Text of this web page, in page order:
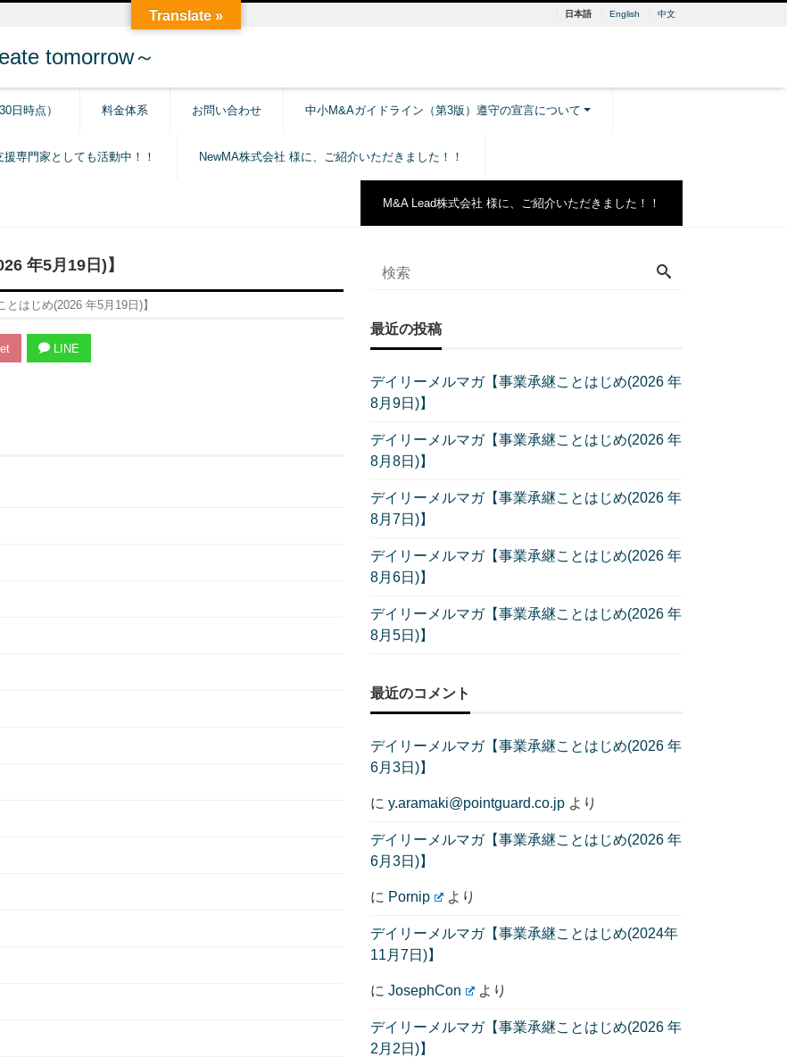
日本語 English 中文
tomorrow～
日時点） 料金体系 お問い合わせ 中小M&Aガイドライン（第3版）遵守の宣言について
専門家としても活動中！！ NewMA株式会社 様に、ご紹介いただきました！！
M&A Lead株式会社 様に、ご紹介いただきました！！
年5月19日)】
はじめ(2026 年5月19日)】
LINE
最近の投稿
デイリーメルマガ【事業承継ことはじめ(2026 年
8月9日)】
デイリーメルマガ【事業承継ことはじめ(2026 年
8月8日)】
デイリーメルマガ【事業承継ことはじめ(2026 年
8月7日)】
デイリーメルマガ【事業承継ことはじめ(2026 年
8月6日)】
デイリーメルマガ【事業承継ことはじめ(2026 年
8月5日)】
最近のコメント
デイリーメルマガ【事業承継ことはじめ(2026 年
6月3日)】
に y.aramaki@pointguard.co.jp より
デイリーメルマガ【事業承継ことはじめ(2026 年
6月3日)】
に Pornip より
デイリーメルマガ【事業承継ことはじめ(2024年
11月7日)】
に JosephCon より
デイリーメルマガ【事業承継ことはじめ(2026 年
2月2日)】
Translate »